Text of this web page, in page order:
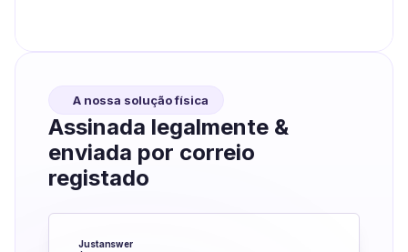
A nossa solução física
Assinada legalmente &
enviada por correio
registado
Justanswer